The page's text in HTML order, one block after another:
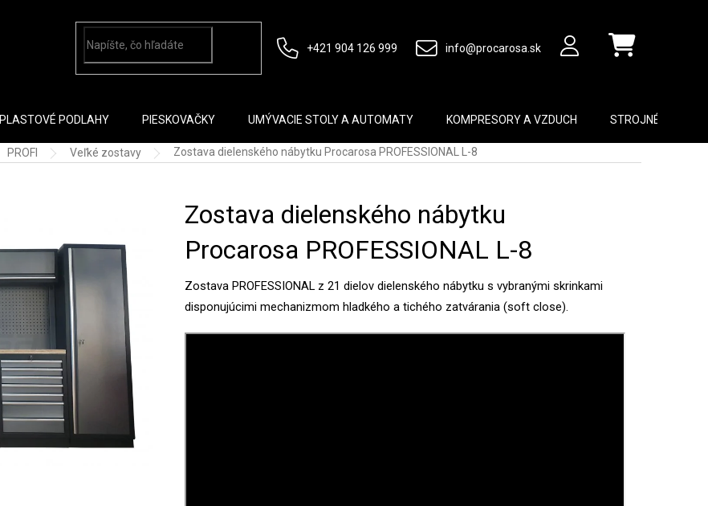
+421 904 126 999 info@procarosa.sk Nákupný košík
PLASTOVÉ PODLAHY PIESKOVAČKY UMÝVACIE STOLY A AUTOMATY KOMPRESORY A VZDUCH STROJNÉ
PROFI Veľké zostavy Zostava dielenského nábytku Procarosa PROFESSIONAL L-8
Zostava dielenského nábytku
Procarosa PROFESSIONAL L-8
Zostava PROFESSIONAL z 21 dielov dielenského nábytku s vybranými skrinkami
disponujúcimi mechanizmom hladkého a tichého zatvárania (soft close).